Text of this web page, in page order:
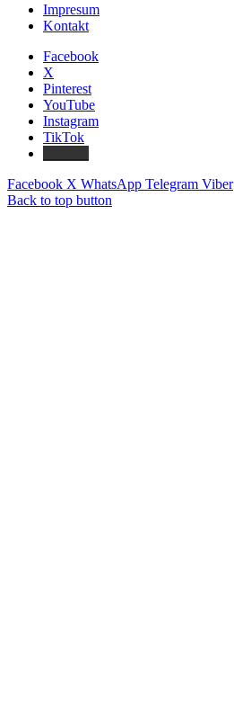
Impresum
Kontakt
Facebook
X
Pinterest
YouTube
Instagram
TikTok
Facebook X WhatsApp Telegram Viber
Back to top button